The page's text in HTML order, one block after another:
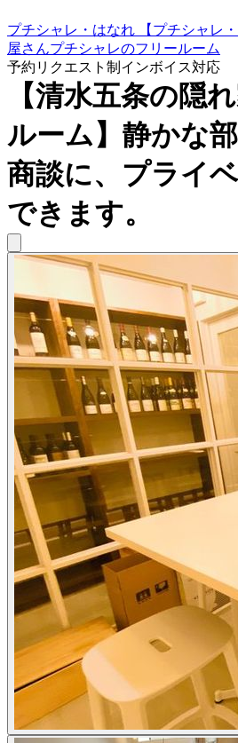
プチシャレ・はなれ 【プチシャレ
屋さんプチシャレのフリールーム
予約リクエスト制インボイス対応
【清水五条の隠
ルーム】静かな
商談に、プライ
できます。